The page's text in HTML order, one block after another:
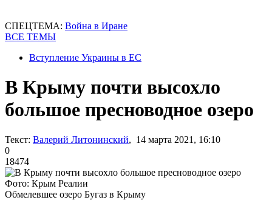
СПЕЦТЕМА: Война в Иране
ВСЕ ТЕМЫ
Вступление Украины в ЕС
В Крыму почти высохло
большое пресноводное озеро
Текст: Валерий Литонинский, 14 марта 2021, 16:10
0
18474
Фото: Крым Реалии
Обмелевшее озеро Бугаз в Крыму